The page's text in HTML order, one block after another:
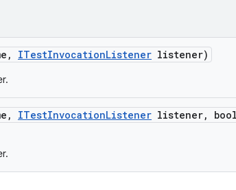
, ITestInvocationListener listener)
, ITestInvocationListener listener,